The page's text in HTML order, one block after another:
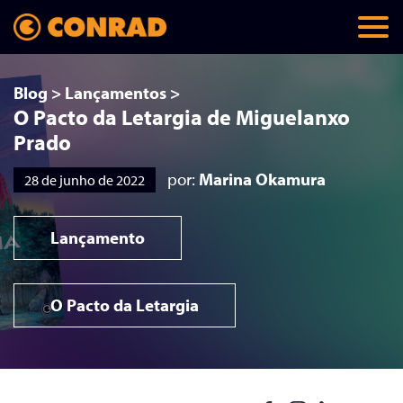
Blog > Lançamentos >
O Pacto da Letargia de Miguelanxo
Prado
28 de junho de 2022 por: Marina Okamura
Lançamento
O Pacto da Letargia